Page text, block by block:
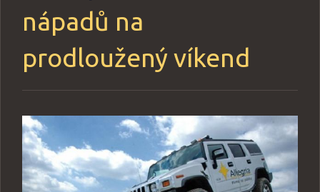
nápadů na
prodloužený víkend